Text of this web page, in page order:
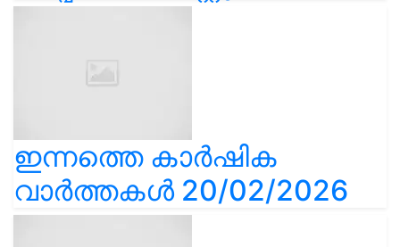
ഇന്നത്തെ കാർഷിക
വാർത്തകൾ 20/02/2026